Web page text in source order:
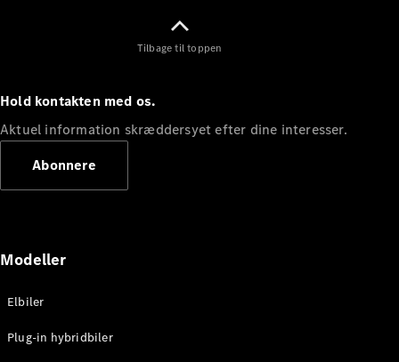
Konfigurator
Benz Online
Showroom
Tilbage til toppen
Hold kontakten med os.
Aktuel information skræddersyet efter dine interesser.
Abonnere
Modeller
Elbiler
Plug-in hybridbiler